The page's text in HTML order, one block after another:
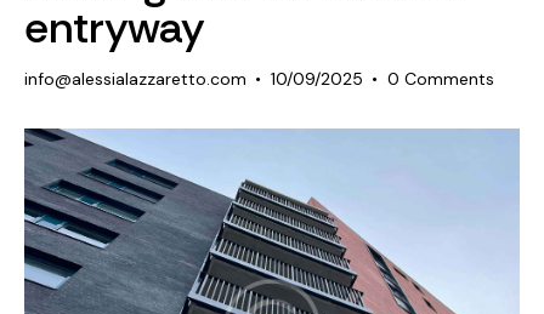
entryway
info@alessialazzaretto.com 10/09/2025 0 Comments